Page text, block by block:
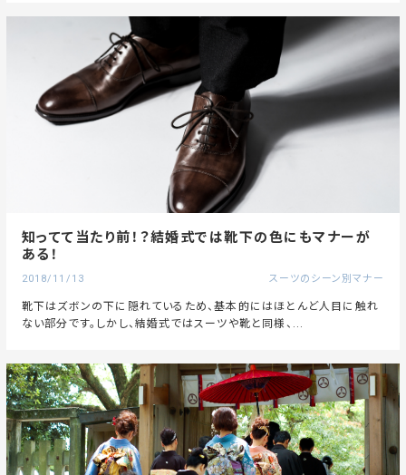
知ってて当たり前！？結婚式では靴下の色にもマナーが
ある！
2018/11/13 スーツのシーン別マナー
靴下はズボンの下に隠れているため、基本的にはほとんど人目に触れ
ない部分です。しかし、結婚式ではスーツや靴と同様、...